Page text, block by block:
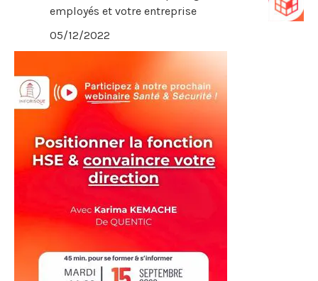
employés et votre entreprise
05/12/2022